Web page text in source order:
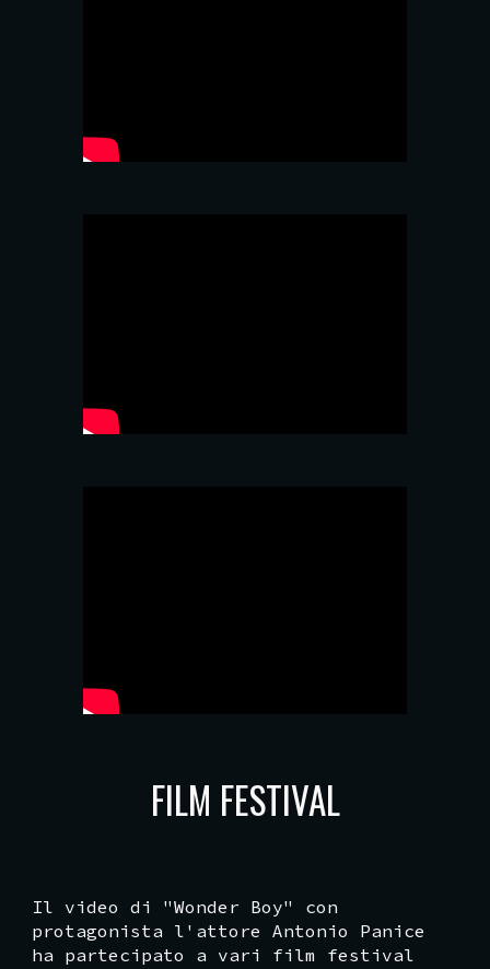
FILM FESTIVAL
Il video di "Wonder Boy" con
protagonista l'attore Antonio Panice
ha partecipato a vari film festival